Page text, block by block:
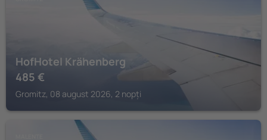
HofHotel Krähenberg
485 €
Gromitz, 08 august 2026, 2 nopți